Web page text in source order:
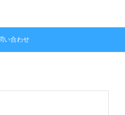
い合わせ